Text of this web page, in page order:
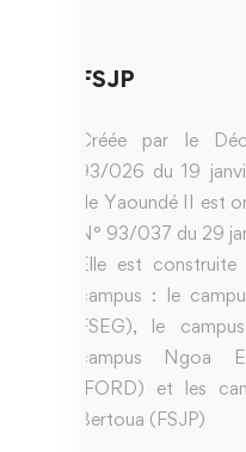
FSJP
Créée par le
93/026 du 19
de Yaoundé II est
N° 93/037 du 29
Elle est
campus : le
FSEG), le
campus Ngoa
IFORD) et les
Bertoua (FSJP)